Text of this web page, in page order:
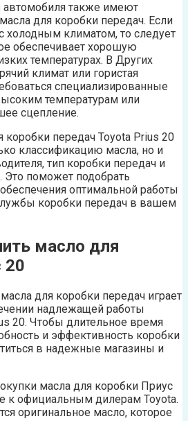
автомобиля также имеют
для коробки передач. Если
холодным климатом, то следует
обеспечивает хорошую
температурах. В Других
климат или гористая
специализированные
температурам или
сцепление.
передач Toyota Prius 20
классификацию масла, но и
тип коробки передач и
Это поможет подобрать
оптимальной работы
коробки передач в вашем
масло для
20
для коробки передач играет
надлежащей работы
20. Чтобы длительное время
и эффективность коробки
в надежные магазины и
масла для коробки Приус
к официальным дилерам Toyota.
оригинальное масло, которое